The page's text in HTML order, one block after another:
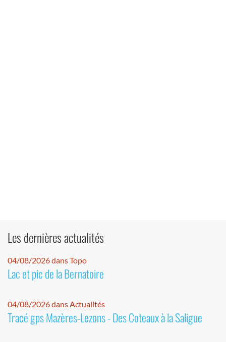
Les dernières actualités
04/08/2026 dans Topo
Lac et pic de la Bernatoire
04/08/2026 dans Actualités
Tracé gps Mazères-Lezons - Des Coteaux à la Saligue